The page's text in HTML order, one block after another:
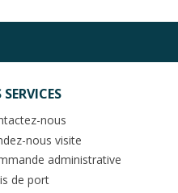
nous
nous visite
administrative
de port